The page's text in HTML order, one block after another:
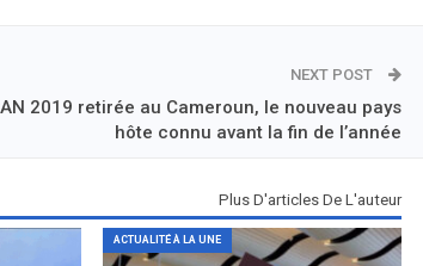
NEXT POST
2019 retirée au Cameroun, le nouveau pays
hôte connu avant la fin de l’année
Plus D'articles De L'auteur
ACTUALITÉ À LA UNE